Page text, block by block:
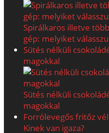
Spirálkaros illetve
gép: melyiket
Sütés nélküli
magokkal
Sütés nélküli
magokkal
Forrólevegős fritőz
Kinek van igaza?